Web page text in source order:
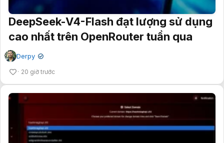
DeepSeek-V4-Flash đạt lượng sử dụng
cao nhất trên OpenRouter tuần qua
Derpy ✔
20 giờ trước